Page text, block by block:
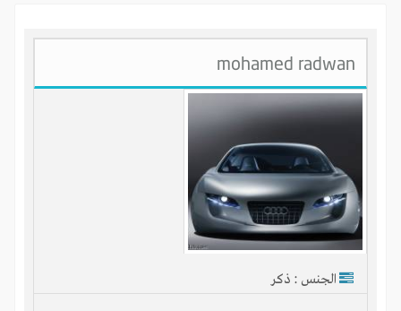
mohamed radwan
الجنس : ذكر